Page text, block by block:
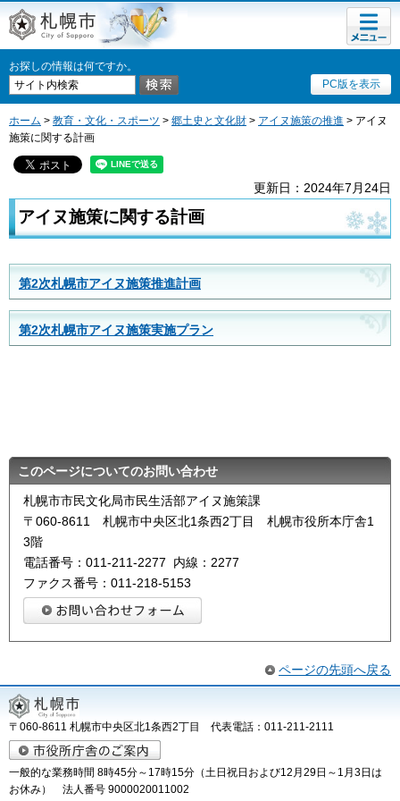
札幌市
お探しの情報は何ですか。
PC版を表示
メニュ
ー
ホーム > 教育・文化・スポーツ > 郷土史と文化財 > アイヌ施策の推進 > アイヌ
施策に関する計画
更新日：2024年7月24日
アイヌ施策に関する計画
第2次札幌市アイヌ施策推進計画
第2次札幌市アイヌ施策実施プラン
このページについてのお問い合わせ
札幌市市民文化局市民生活部アイヌ施策課
〒060-8611 札幌市中央区北1条西2丁目 札幌市役所本庁舎1
3階
電話番号：011-211-2277 内線：2277
ファクス番号：011-218-5153
ページの先頭へ戻る
〒060-8611 札幌市中央区北1条西2丁目 代表電話：011-211-2111
一般的な業務時間 8時45分～17時15分（土日祝日および12月29日～1月3日は
お休み） 法人番号 9000020011002